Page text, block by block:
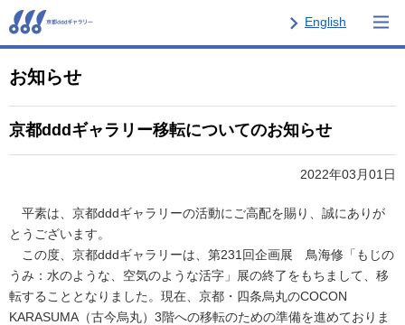
English
お知らせ
京都dddギャラリー移転についてのお知らせ
2022年03月01日
平素は、京都dddギャラリーの活動にご高配を賜り、誠にありが
とうございます。
この度、京都dddギャラリーは、第231回企画展 鳥海修「もじの
うみ：水のような、空気のような活字」展の終了をもちまして、移
転することとなりました。現在、京都・四条烏丸のCOCON
KARASUMA（古今烏丸）3階への移転のための準備を進めておりま